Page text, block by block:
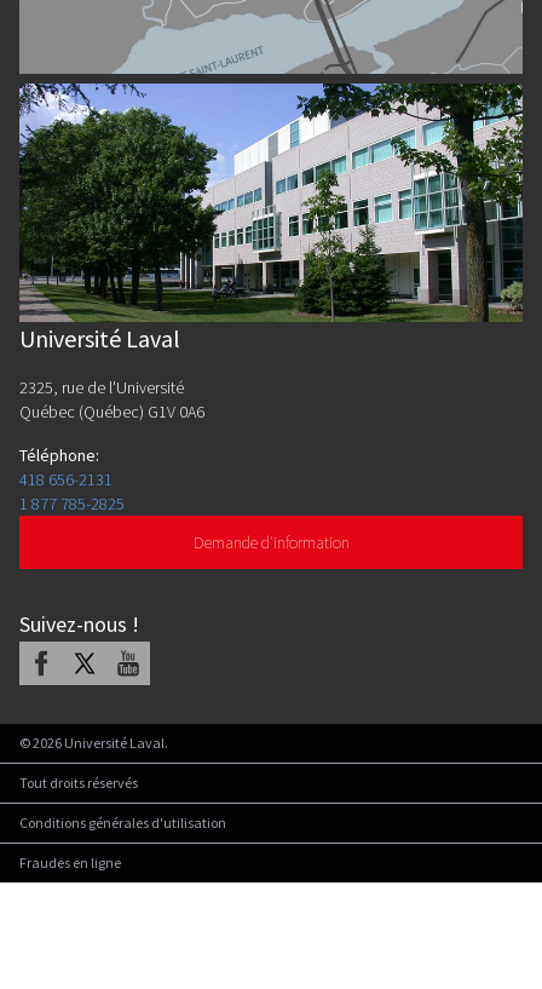
Université Laval
2325, rue de l'Université
Québec (Québec) G1V 0A6
Téléphone:
418 656-2131
1 877 785-2825
Demande d'information
Suivez-nous !
Facebook Youtube
©2026 Université Laval.
Tout droits réservés
Conditions générales d'utilisation
Fraudes en ligne